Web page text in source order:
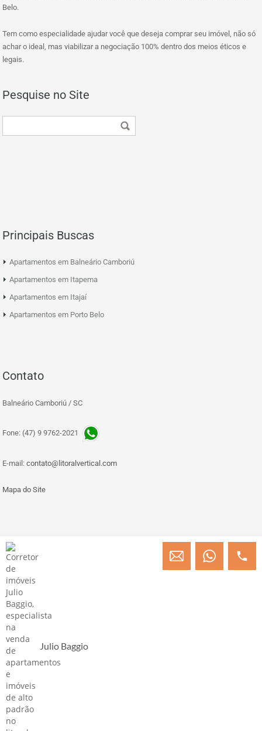
Belo.
Tem como especialidade ajudar você que deseja comprar seu imóvel, não só
achar o ideal, mas viabilizar a negociação 100% dentro dos meios éticos e
legais.
Pesquise no Site
Principais Buscas
Apartamentos em Balneário Camboriú
Apartamentos em Itapema
Apartamentos em Itajaí
Apartamentos em Porto Belo
Contato
Balneário Camboriú / SC
Fone: (47) 9 9762-2021
E-mail: contato@litoralvertical.com
Mapa do Site
© Copyright 2013 » 2026 Engenheiro Julio C. Baggio - Corretor de Imóveis
Julio Baggio